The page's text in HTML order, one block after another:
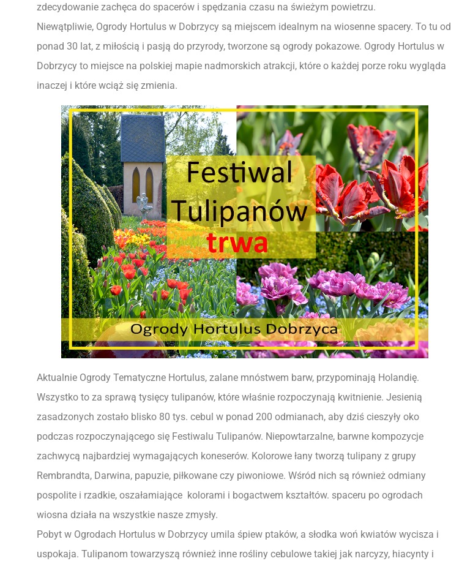
zdecydowanie zachęca do spacerów i spędzania czasu na świeżym powietrzu.
Niewątpliwie, Ogrody Hortulus w Dobrzycy są miejscem idealnym na wiosenne spacery. To tu od
ponad 30 lat, z miłością i pasją do przyrody, tworzone są ogrody pokazowe. Ogrody Hortulus w
Dobrzycy to miejsce na polskiej mapie nadmorskich atrakcji, które o każdej porze roku wygląda
inaczej i które wciąż się zmienia.
Aktualnie Ogrody Tematyczne Hortulus, zalane mnóstwem barw, przypominają Holandię.
Wszystko to za sprawą tysięcy tulipanów, które właśnie rozpoczynają kwitnienie. Jesienią
zasadzonych zostało blisko 80 tys. cebul w ponad 200 odmianach, aby dziś cieszyły oko
podczas rozpoczynającego się Festiwalu Tulipanów. Niepowtarzalne, barwne kompozycje
zachwycą najbardziej wymagających koneserów. Kolorowe łany tworzą tulipany z grupy
Rembrandta, Darwina, papuzie, piłkowane czy piwoniowe. Wśród nich są również odmiany
pospolite i rzadkie, oszałamiające kolorami i bogactwem kształtów. spaceru po ogrodach
wiosna działa na wszystkie nasze zmysły.
Pobyt w Ogrodach Hortulus w Dobrzycy umila śpiew ptaków, a słodka woń kwiatów wycisza i
uspokaja. Tulipanom towarzyszą również inne rośliny cebulowe takiej jak narcyzy, hiacynty i